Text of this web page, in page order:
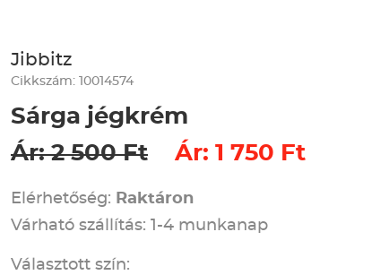
Jibbitz
Cikkszám: 10014574
Sárga jégkrém
Ár: 2 500 Ft
Ár: 1 750 Ft
Elérhetőség: Raktáron
Várható szállítás: 1-4 munkanap
Választott szín: